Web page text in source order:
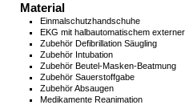
Material
Einmalschutzhandschuhe
EKG mit halbautomatischem
Zubehör Defibrillation Säugling
Zubehör Intubation
Zubehör Beutel-Masken-Beatmung
Zubehör Sauerstoffgabe
Zubehör Absaugen
Medikamente Reanimation